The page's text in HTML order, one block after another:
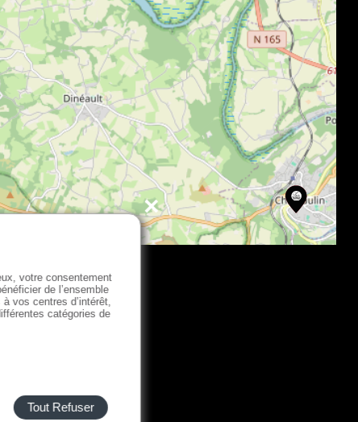
votre consentement
de l’ensemble
vos centres d’intérêt,
catégories de
Tout Refuser